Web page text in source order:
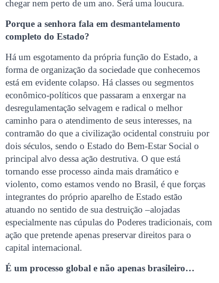
chegar nem perto de um ano. Será uma loucura.
Porque a senhora fala em desmantelamento
completo do Estado?
Há um esgotamento da própria função do Estado, a
forma de organização da sociedade que conhecemos
está em evidente colapso. Há classes ou segmentos
econômico-políticos que passaram a enxergar na
desregulamentação selvagem e radical o melhor
caminho para o atendimento de seus interesses, na
contramão do que a civilização ocidental construiu por
dois séculos, sendo o Estado do Bem-Estar Social o
principal alvo dessa ação destrutiva. O que está
tornando esse processo ainda mais dramático e
violento, como estamos vendo no Brasil, é que forças
integrantes do próprio aparelho de Estado estão
atuando no sentido de sua destruição –alojadas
especialmente nas cúpulas do Poderes tradicionais, com
ação que pretende apenas preservar direitos para o
capital internacional.
É um processo global e não apenas brasileiro…